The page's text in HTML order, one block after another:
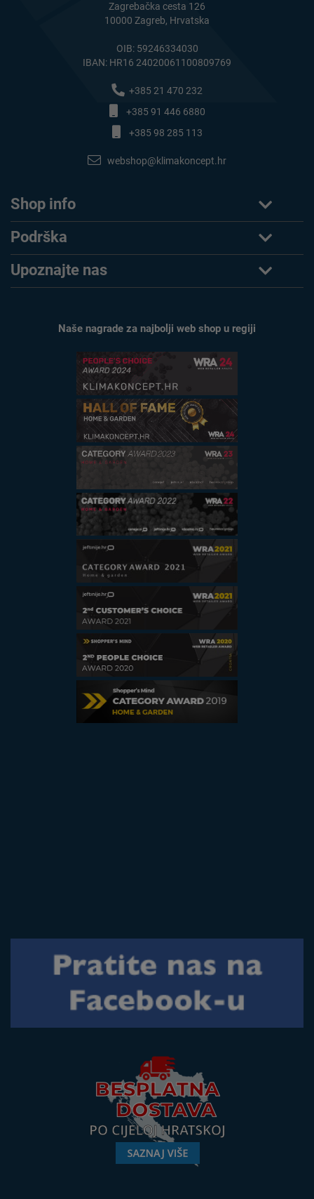
Zagrebačka cesta 126
10000 Zagreb, Hrvatska
OIB: 59246334030
IBAN: HR16 24020061100809769
+385 21 470 232
+385 91 446 6880
+385 98 285 113
webshop@klimakoncept.hr
Shop info
Podrška
Upoznajte nas
Naše nagrade za najbolji web shop u regiji